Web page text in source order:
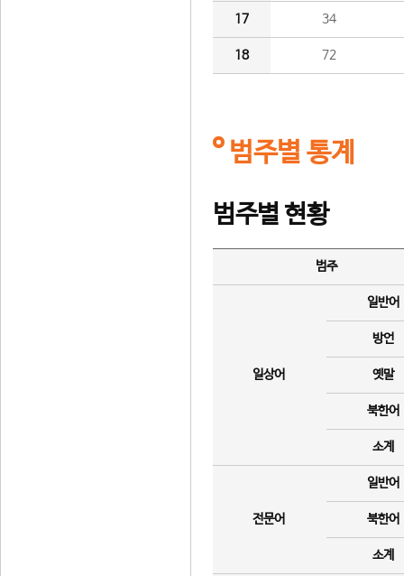
17 34
18 72
범주별 통계
범주별 현황
범주
일상어
일반어
방언
옛말
북한어
소계
전문어
일반어
북한어
소계